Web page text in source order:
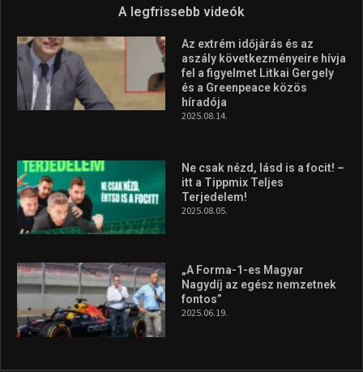
A legfrissebb videók
Az extrém időjárás és az
aszály következményeire hívja
fel a figyelmet Litkai Gergely
és a Greenpeace közös
híradója
2025.08.14.
Ne csak nézd, lásd is a focit! –
itt a Tippmix Teljes
Terjedelem!
2025.08.05.
„A Forma-1-es Magyar
Nagydíj az egész nemzetnek
fontos”
2025.06.19.